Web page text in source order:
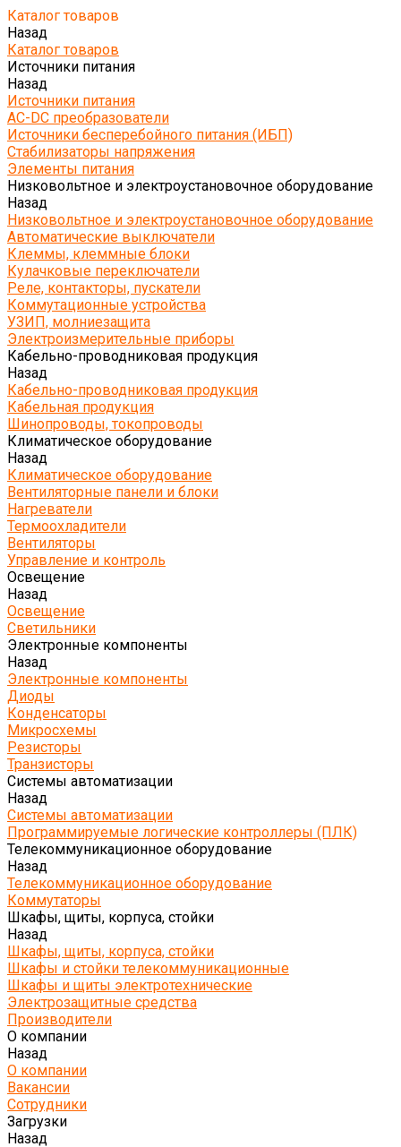
Каталог товаров
Назад
Каталог товаров
Источники питания
Назад
Источники питания
AC-DC преобразователи
Источники бесперебойного питания (ИБП)
Стабилизаторы напряжения
Элементы питания
Низковольтное и электроустановочное оборудование
Назад
Низковольтное и электроустановочное оборудование
Автоматические выключатели
Клеммы, клеммные блоки
Кулачковые переключатели
Реле, контакторы, пускатели
Коммутационные устройства
УЗИП, молниезащита
Электроизмерительные приборы
Кабельно-проводниковая продукция
Назад
Кабельно-проводниковая продукция
Кабельная продукция
Шинопроводы, токопроводы
Климатическое оборудование
Назад
Климатическое оборудование
Вентиляторные панели и блоки
Нагреватели
Термоохладители
Вентиляторы
Управление и контроль
Освещение
Назад
Освещение
Светильники
Электронные компоненты
Назад
Электронные компоненты
Диоды
Конденсаторы
Микросхемы
Резисторы
Транзисторы
Системы автоматизации
Назад
Системы автоматизации
Программируемые логические контроллеры (ПЛК)
Телекоммуникационное оборудование
Назад
Телекоммуникационное оборудование
Коммутаторы
Шкафы, щиты, корпуса, стойки
Назад
Шкафы, щиты, корпуса, стойки
Шкафы и стойки телекоммуникационные
Шкафы и щиты электротехнические
Электрозащитные средства
Производители
О компании
Назад
О компании
Вакансии
Сотрудники
Загрузки
Назад